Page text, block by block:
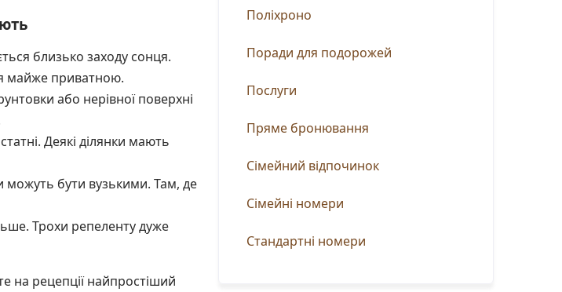
близько заходу сонця.
майже приватною.
або нерівної поверхні
Деякі ділянки мають
можуть бути вузькими. Там, де
Трохи репеленту дуже
на рецепції найпростіший
Поліхроно
Поради для подорожей
Послуги
Пряме бронювання
Сімейний відпочинок
Сімейні номери
Стандартні номери